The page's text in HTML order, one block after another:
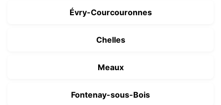
Évry-Courcouronnes
Chelles
Meaux
Fontenay-sous-Bois